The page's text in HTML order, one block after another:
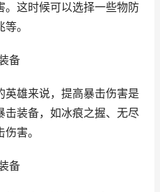
。这时候可以选择一些物防
。
备
英雄来说，提高暴击伤害是
击装备，如冰痕之握、无尽
害。
备